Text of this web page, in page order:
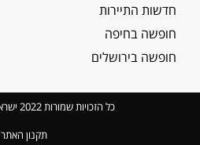
חדשות התיירות
חופשה בחיפה
חופשה בירושלים
כל הזכויות שמורות 2022 ישראלינג Israeling
תקנון האתר